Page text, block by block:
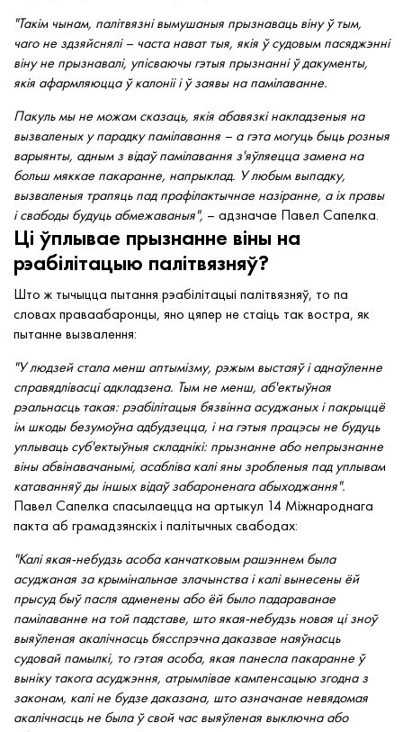
"Такім чынам, палітвязні вымушаныя прызнаваць віну ў тым,
чаго не здзяйснялі – часта нават тыя, якія ў судовым пасяджэнні
віну не прызнавалі, упісваючы гэтыя прызнанні ў дакументы,
якія афармляюцца ў калоніі і ў заявы на памілаванне.
Пакуль мы не можам сказаць, якія абавязкі накладзеныя на
вызваленых у парадку памілавання – а гэта могуць быць розныя
варыянты, адным з відаў памілавання з'яўляецца замена на
больш мяккае пакаранне, напрыклад. У любым выпадку,
вызваленыя трапяць пад прафілактычнае назіранне, а іх правы
і свабоды будуць абмежаваныя", – адзначае Павел Сапелка.
Ці ўплывае прызнанне віны на
рэабілітацыю палітвязняў?
Што ж тычыцца пытання рэабілітацыі палітвязняў, то па
словах праваабаронцы, яно цяпер не стаіць так востра, як
пытанне вызвалення:
"У людзей стала менш аптымізму, рэжым выстаяў і аднаўленне
справядлівасці адкладзена. Тым не менш, аб'ектыўная
рэальнасць такая: рэабілітацыя бязвінна асуджаных і пакрыццё
ім шкоды безумоўна адбудзецца, і на гэтыя працэсы не будуць
уплываць суб'ектыўныя складнікі: прызнанне або непрызнанне
віны абвінавачанымі, асабліва калі яны зробленыя пад уплывам
катаванняў ды іншых відаў забароненага абыходжання".
Павел Сапелка спасылаецца на артыкул 14 Міжнароднага
пакта аб грамадзянскіх і палітычных свабодах:
"Калі якая-небудзь асоба канчатковым рашэннем была
асуджаная за крымінальнае злачынства і калі вынесены ёй
прысуд быў пасля адменены або ёй было падараванае
памілаванне на той падставе, што якая-небудзь новая ці зноў
выяўленая акалічнасць бясспрэчна даказвае наяўнасць
судовай памылкі, то гэтая асоба, якая панесла пакаранне ў
выніку такога асуджэння, атрымлівае кампенсацыю згодна з
законам, калі не будзе даказана, што азначанае невядомая
акалічнасць не была ў свой час выяўленая выключна або